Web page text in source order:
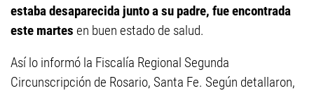
estaba desaparecida junto a su padre, fue encontrada
este martes en buen estado de salud.
Así lo informó la Fiscalía Regional Segunda
Circunscripción de Rosario, Santa Fe. Según detallaron,